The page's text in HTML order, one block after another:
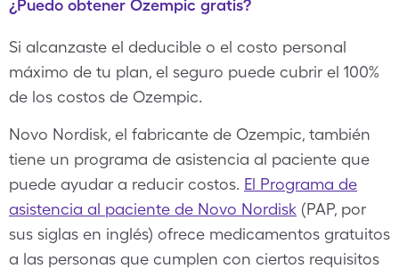
¿Puedo obtener Ozempic gratis?
Si alcanzaste el deducible o el costo personal
máximo de tu plan, el seguro puede cubrir el 100%
de los costos de Ozempic.
Novo Nordisk, el fabricante de Ozempic, también
tiene un programa de asistencia al paciente que
puede ayudar a reducir costos. El Programa de
asistencia al paciente de Novo Nordisk (PAP, por
sus siglas en inglés) ofrece medicamentos gratuitos
a las personas que cumplen con ciertos requisitos